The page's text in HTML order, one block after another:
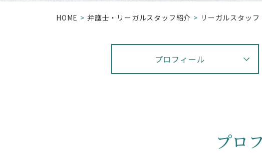
HOME 弁護⼠・リーガルスタッフ紹介 リーガルスタッフ
プロフィール
プロ